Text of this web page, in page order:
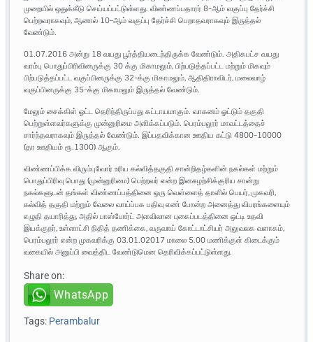
முறையில் ஒதுக்கீடு செய்யப்பட்டுள்ளது. விண்ணப்பதாரர் 8-ஆம் வகுப்பு தேர்ச்சி
பெற்றவராகவும், ஆனால் 10-ஆம் வகுப்பு தேர்ச்சி பெறாதவராகவும் இருத்தல்
வேண்டும்.
01.07.2016 அன்று 18 வயது பூர்த்தியடைந்திருக்க வேண்டும். அதிகபட்ச வயது
வரம்பு பொதுப்பிரிவினருக்கு 30 க்கு மிகாமலும், பிற்படுத்தப்பட்ட மற்றும் மிகவும்
பிற்படுத்தப்பட்ட வகுப்பினருக்கு 32-க்கு மிகாமலும், ஆதிதிராவிடர், மலைவாழ்
வகுப்பினருக்கு 35-க்கு மிகாமலும் இருத்தல் வேண்டும்.
மேலும் சைக்கிள் ஓட்ட தெரிந்திருப்பது கட்டாயமாகும். வாகனம் ஓட்டும் தகுதி
பெற்றுள்ளவர்களுக்கு முன்னுரிமை அளிக்கப்படும். பெரம்பலூர் மாவட்டத்தைச்
சார்ந்தவராகவும் இருத்தல் வேண்டும். இப்பதவிக்கான ஊதிய கட்டு 4800-10000
(தர ஊதியம் ரூ.1300) ஆகும்.
விண்ணப்பிக்க விரும்புவோர் உரிய கல்வித்தகுதி சான்றிதழ்களின் நகல்கள் மற்றும்
பொதுப்பிரிவு பொது (முன்னுரிமை) பெற்றவர் என்ற இனசுழற்சிக்குரிய சான்று
நகல்களுடன் தங்கள் விண்ணப்பத்தினை ஒரு வெள்ளைத் தாளில் பெயர், முகவரி,
கல்வித் தகுதி மற்றும் வேலை வாய்ப்பக பதிவு எண் போன்ற அனைத்து விபரங்களையும்
எழுதி தயாரித்து, அதில் பாஸ்போர்ட் அளவிலான புகைப்படத்தினை ஒட்டி உதவி
இயக்குநர், உள்ளாட்சி நிதித் தணிக்கை, வருவாய் கோட்டாட்சியர் அலுவலக வளாகம்,
பெரம்பலூர் என்ற முகவரிக்கு 03.01.02017 மாலை 5.00 மணிக்குள் கிடைக்கும்
வகையில் அனுப்பி வைத்திட வேண்டுமென தெரிவிக்கப்பட்டுள்ளது.
Share on:
WhatsApp
Tags: Perambalur